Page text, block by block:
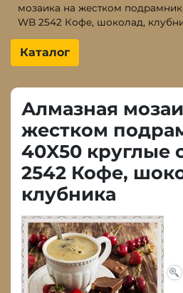
мозаика на жестком
WB 2542 Кофе, шоколад,
Каталог
Алмазная
жестком
40X50 круглые
2542 Кофе,
клубника